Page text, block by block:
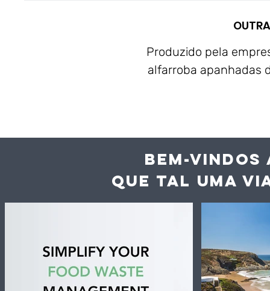
Produzido pela
alfarroba apanhadas
BEM-VINDOS
QUE TAL UMA